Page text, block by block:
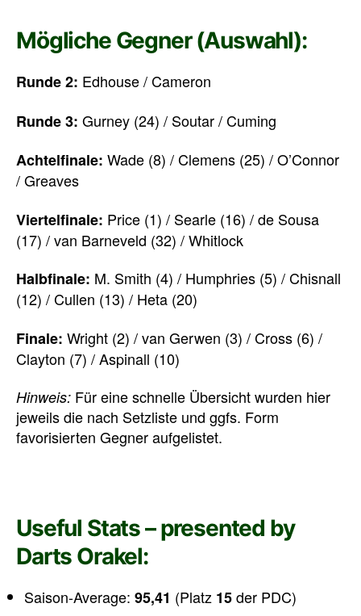
Mögliche Gegner (Auswahl):
Runde 2: Edhouse / Cameron
Runde 3: Gurney (24) / Soutar / Cuming
Achtelfinale: Wade (8) / Clemens (25) / O’Connor
/ Greaves
Viertelfinale: Price (1) / Searle (16) / de Sousa
(17) / van Barneveld (32) / Whitlock
Halbfinale: M. Smith (4) / Humphries (5) / Chisnall
(12) / Cullen (13) / Heta (20)
Finale: Wright (2) / van Gerwen (3) / Cross (6) /
Clayton (7) / Aspinall (10)
Hinweis: Für eine schnelle Übersicht wurden hier
jeweils die nach Setzliste und ggfs. Form
favorisierten Gegner aufgelistet.
Useful Stats – presented by
Darts Orakel:
Saison-Average: 95,41 (Platz 15der PDC)